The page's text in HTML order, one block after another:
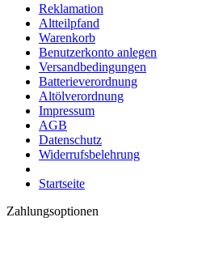
Reklamation
Altteilpfand
Warenkorb
Benutzerkonto anlegen
Versandbedingungen
Batterieverordnung
Altölverordnung
Impressum
AGB
Datenschutz
Widerrufsbelehrung
Startseite
Zahlungsoptionen